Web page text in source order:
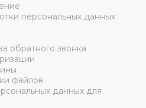
персональных данных
обратного звонка
файлов
данных для